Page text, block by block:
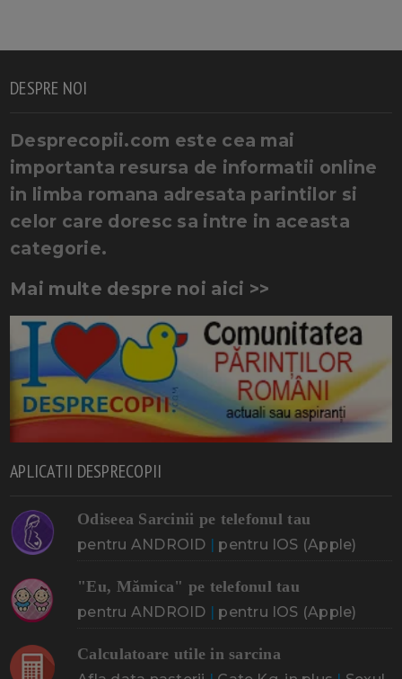
DESPRE NOI
Desprecopii.com este cea mai
importanta resursa de informatii online
in limba romana adresata parintilor si
celor care doresc sa intre in aceasta
categorie.
Mai multe despre noi aici >>
APLICATII DESPRECOPII
Odiseea Sarcinii pe telefonul tau
pentru ANDROID | pentru IOS (Apple)
"Eu, Mămica" pe telefonul tau
pentru ANDROID | pentru IOS (Apple)
Calculatoare utile in sarcina